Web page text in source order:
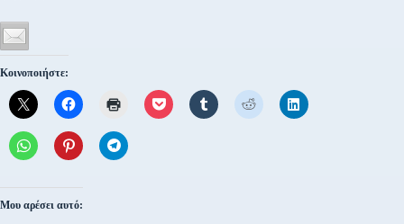
Κοινοποιήστε:
Μου αρέσει αυτό: